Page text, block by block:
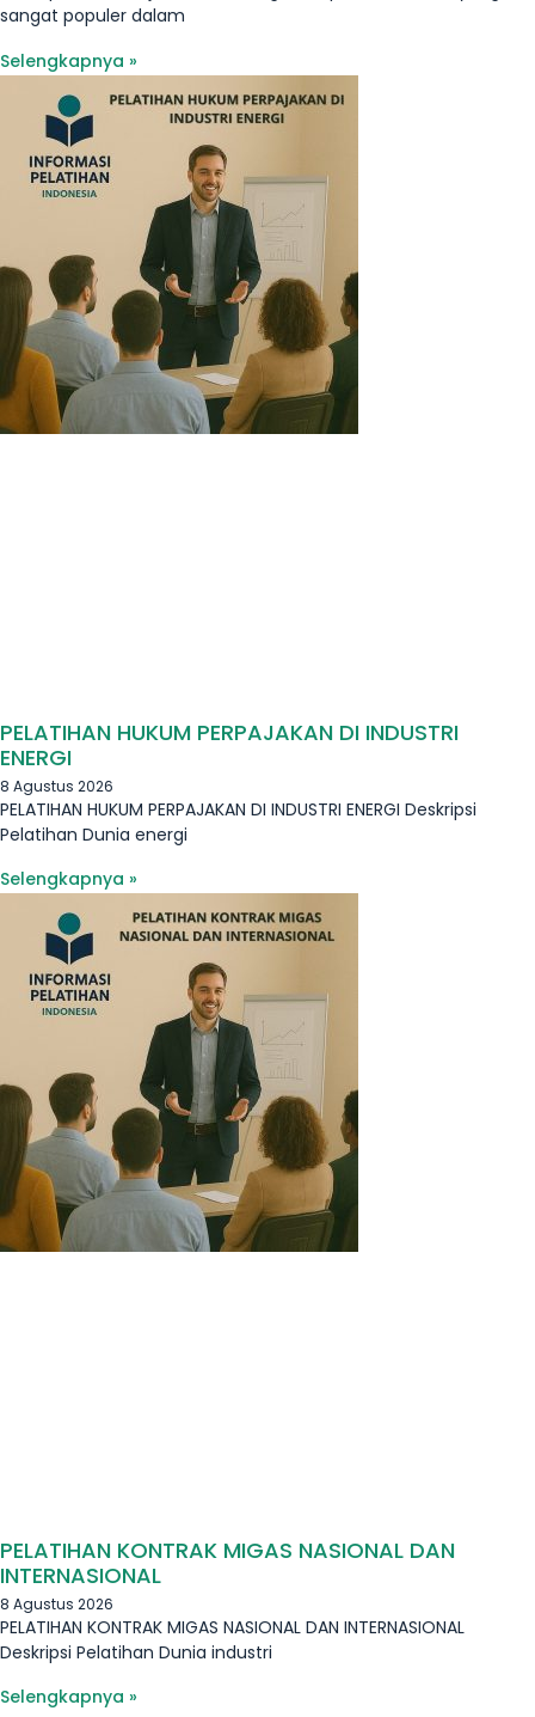
sangat populer dalam
Selengkapnya »
PELATIHAN HUKUM PERPAJAKAN DI INDUSTRI
ENERGI
8 Agustus 2026
PELATIHAN HUKUM PERPAJAKAN DI INDUSTRI ENERGI Deskripsi
Pelatihan Dunia energi
Selengkapnya »
PELATIHAN KONTRAK MIGAS NASIONAL DAN
INTERNASIONAL
8 Agustus 2026
PELATIHAN KONTRAK MIGAS NASIONAL DAN INTERNASIONAL
Deskripsi Pelatihan Dunia industri
Selengkapnya »